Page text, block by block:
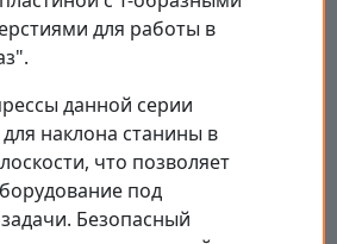
для работы в
данной серии
наклона станины в
что позволяет
под
Безопасный